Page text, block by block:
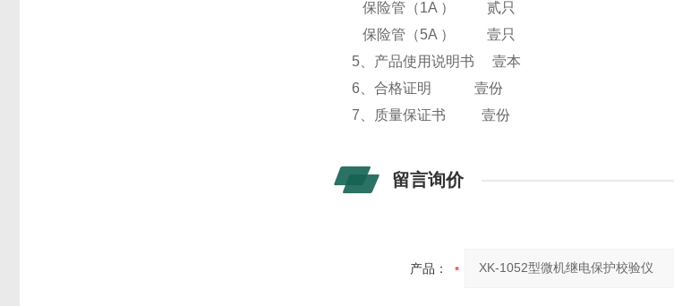
保险管 （1A ）贰只
保险管 （5A ）壹只
5 、产品使用说明书
壹本
6 、合格证明
壹份
7 、质量保证书 壹份
留言询价
产品：